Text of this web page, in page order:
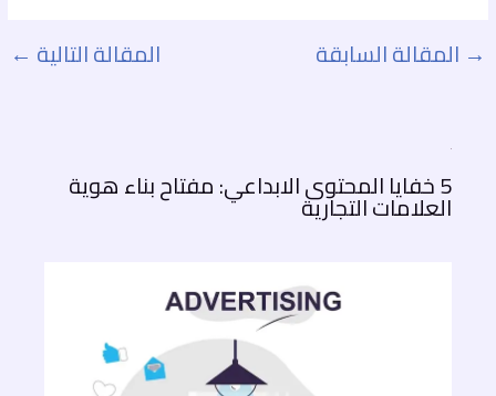
→ المقالة السابقة المقالة التالية ←
5 خفايا المحتوى الابداعي: مفتاح بناء هوية
العلامات التجارية